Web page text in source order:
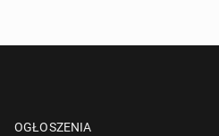
OGŁOSZENIA